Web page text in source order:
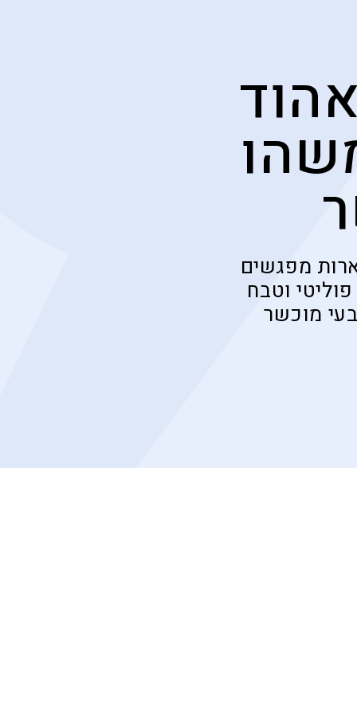
מפגשים
וטבח
מוכשר